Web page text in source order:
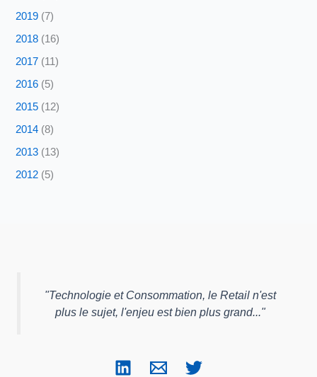
2019 (7)
2018 (16)
2017 (11)
2016 (5)
2015 (12)
2014 (8)
2013 (13)
2012 (5)
"Technologie et Consommation, le Retail n'est
plus le sujet, l'enjeu est bien plus grand..."